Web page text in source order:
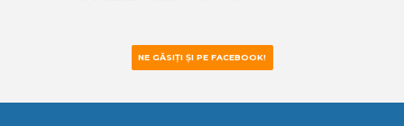
NE GĂSIȚI ȘI PE FACEBOOK!